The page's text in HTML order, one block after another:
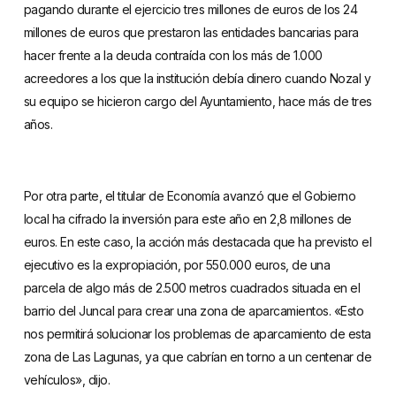
pagando durante el ejercicio tres millones de euros de los 24
millones de euros que prestaron las entidades bancarias para
hacer frente a la deuda contraída con los más de 1.000
acreedores a los que la institución debía dinero cuando Nozal y
su equipo se hicieron cargo del Ayuntamiento, hace más de tres
años.
Por otra parte, el titular de Economía avanzó que el Gobierno
local ha cifrado la inversión para este año en 2,8 millones de
euros. En este caso, la acción más destacada que ha previsto el
ejecutivo es la expropiación, por 550.000 euros, de una
parcela de algo más de 2.500 metros cuadrados situada en el
barrio del Juncal para crear una zona de aparcamientos. «Esto
nos permitirá solucionar los problemas de aparcamiento de esta
zona de Las Lagunas, ya que cabrían en torno a un centenar de
vehículos», dijo.